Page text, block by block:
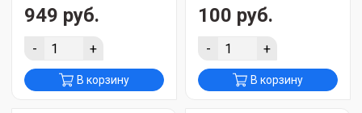
949 руб.
- +
В корзину
100 руб.
- +
В корзину